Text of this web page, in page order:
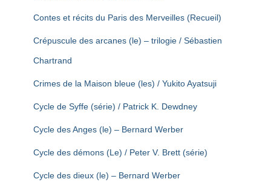
Contes et récits du Paris des Merveilles (Recueil)
Crépuscule des arcanes (le) – trilogie / Sébastien
Chartrand
Crimes de la Maison bleue (les) / Yukito Ayatsuji
Cycle de Syffe (série) / Patrick K. Dewdney
Cycle des Anges (le) – Bernard Werber
Cycle des démons (Le) / Peter V. Brett (série)
Cycle des dieux (le) – Bernard Werber